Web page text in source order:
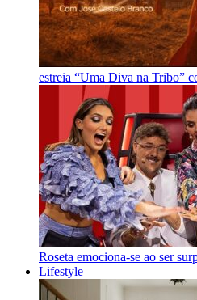
estreia “Uma Diva na Tribo”
Roseta emociona-se ao ser
Lifestyle